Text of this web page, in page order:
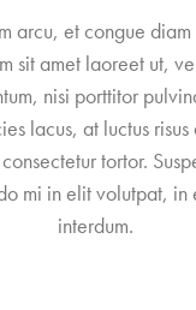
arcu, et congue
sit amet laoreet ut,
nisi porttitor
lacus, at luctus
tortor.
mi in elit volutpat, in
interdum.